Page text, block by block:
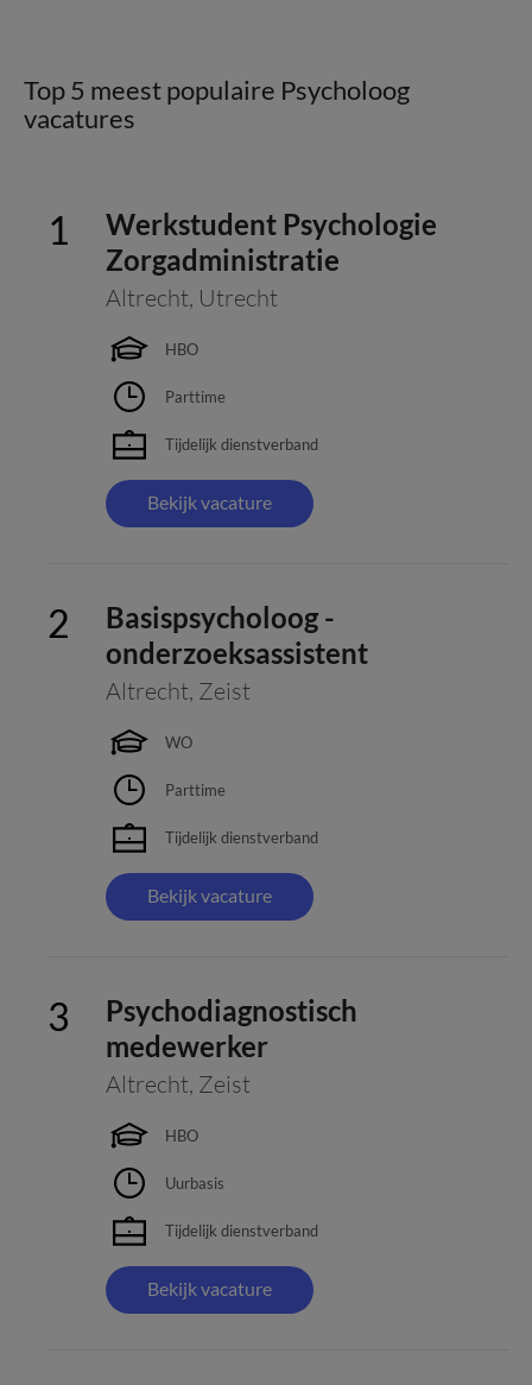
Top 5 meest populaire Psycholoog
vacatures
Werkstudent Psychologie
Zorgadministratie
Altrecht, Utrecht
HBO
Parttime
Tijdelijk dienstverband
Bekijk vacature
Basispsycholoog -
onderzoeksassistent
Altrecht, Zeist
WO
Parttime
Tijdelijk dienstverband
Bekijk vacature
Psychodiagnostisch
medewerker
Altrecht, Zeist
HBO
Uurbasis
Tijdelijk dienstverband
Bekijk vacature